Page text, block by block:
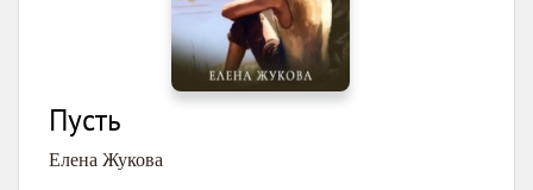
Пусть
Елена Жукова